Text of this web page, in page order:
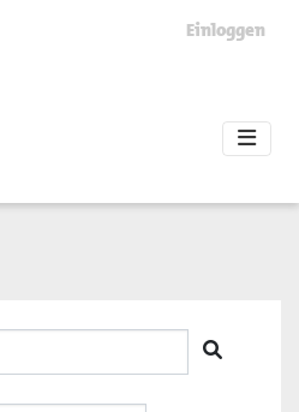
Einloggen